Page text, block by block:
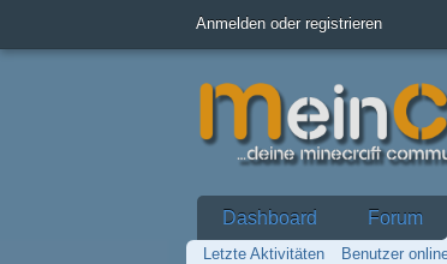
Anmelden oder registrieren
Dashboard Forum
Letzte Aktivitäten Benutzer